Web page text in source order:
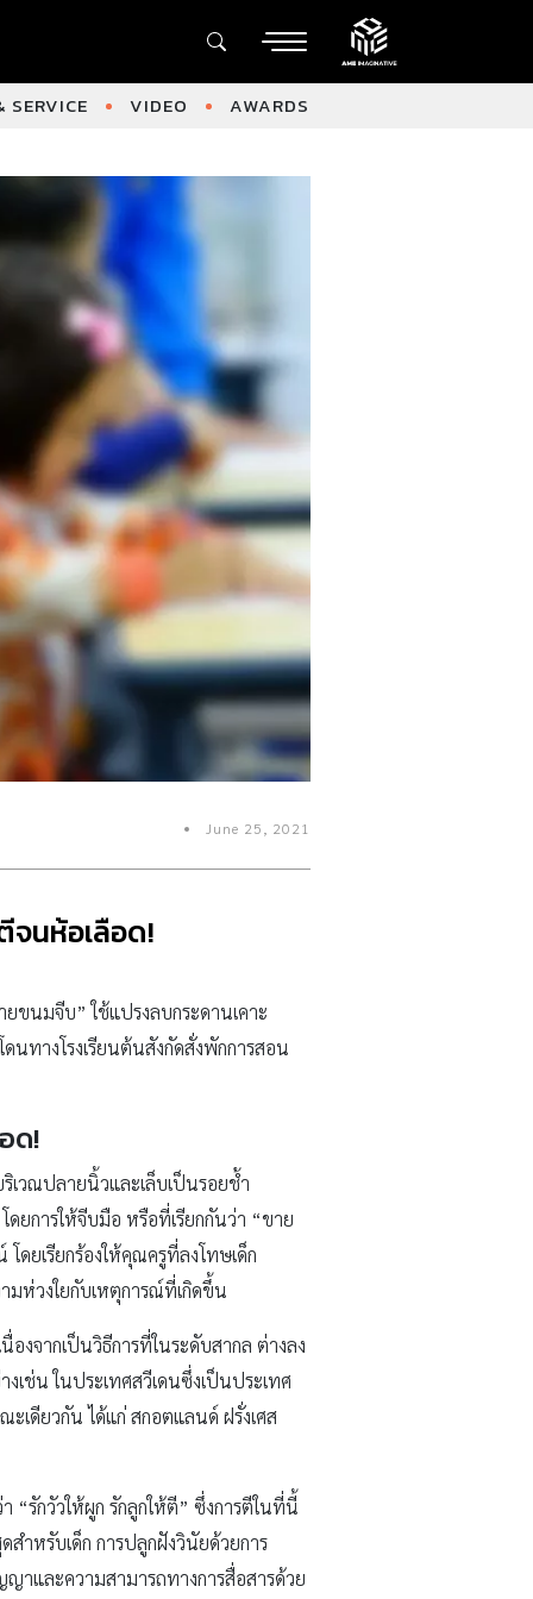
SERVICE VIDEO AWARDS
June 25, 2021
จนห้อเลือด!
ขนมจีบ” ใช้แปรงลบกระดานเคาะ
นทางโรงเรียนต้นสังกัดสั่งพักการสอน
ด!
เวณปลายนิ้วและเล็บเป็นรอยช้ำ
ยการให้จีบมือ หรือที่เรียกกันว่า “ขาย
ดยเรียกร้องให้คุณครูที่ลงโทษเด็ก
มห่วงใยกับเหตุการณ์ที่เกิดขึ้น
งจากเป็นวิธีการที่ในระดับสากล ต่างลง
เช่น ในประเทศสวีเดนซึ่งเป็นประเทศ
เดียวกัน ได้แก่ สกอตแลนด์ ฝรั่งเศส
รักวัวให้ผูก รักลูกให้ตี” ซึ่งการตีในที่นี้
สำหรับเด็ก การปลูกฝังวินัยด้วยการ
าและความสามารถทางการสื่อสารด้วย